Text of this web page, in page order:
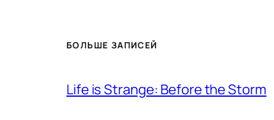
БОЛЬШЕ ЗАПИСЕЙ
Life is Strange: Before the Storm